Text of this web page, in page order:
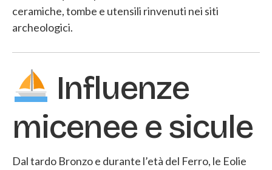
ceramiche, tombe e utensili rinvenuti nei siti
archeologici.
Influenze
micenee e sicule
Dal tardo Bronzo e durante l’età del Ferro, le Eolie